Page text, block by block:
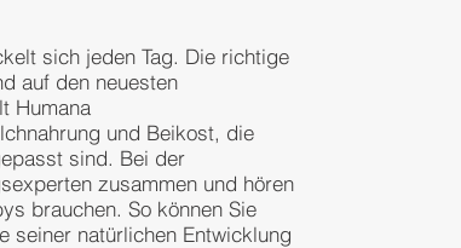
sich jeden Tag. Die richtige
auf den neuesten
Humana
und Beikost, die
sind. Bei der
zusammen und hören
brauchen. So können Sie
seiner natürlichen Entwicklung